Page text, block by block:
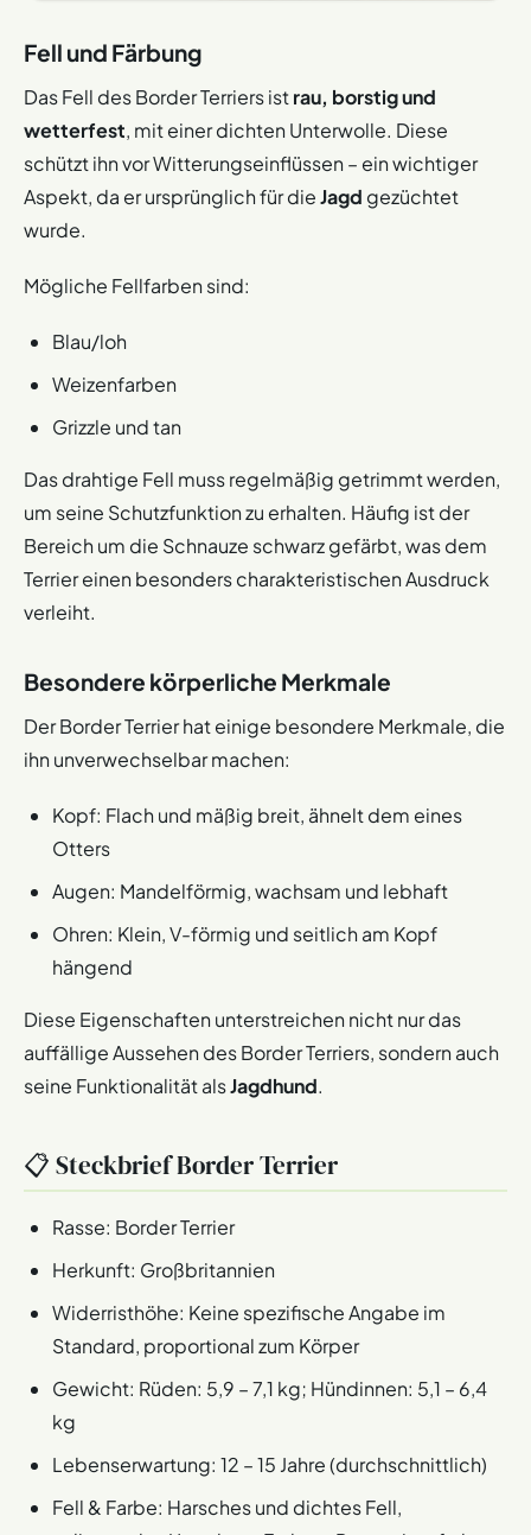
Fell und Färbung
Das Fell des Border Terriers istrau, borstig und
wetterfest, mit einer dichten Unterwolle. Diese
schützt ihn vor Witterungseinflüssen – ein wichtiger
Aspekt, da er ursprünglich für dieJagd gezüchtet
wurde.
Mögliche Fellfarben sind:
Blau/loh
Weizenfarben
Grizzle und tan
Das drahtige Fell muss regelmäßig getrimmt werden,
um seine Schutzfunktion zu erhalten. Häufig ist der
Bereich um die Schnauze schwarz gefärbt, was dem
Terrier einen besonders charakteristischen Ausdruck
verleiht.
Besondere körperliche Merkmale
Der Border Terrier hat einige besondere Merkmale, die
ihn unverwechselbar machen:
Kopf: Flach und mäßig breit, ähnelt dem eines
Otters
Augen: Mandelförmig, wachsam und lebhaft
Ohren: Klein, V-förmig und seitlich am Kopf
hängend
Diese Eigenschaften unterstreichen nicht nur das
auffällige Aussehen des Border Terriers, sondern auch
seine Funktionalität alsJagdhund.
📋 Steckbrief Border Terrier
Rasse: Border Terrier
Herkunft: Großbritannien
Widerristhöhe: Keine spezifische Angabe im
Standard, proportional zum Körper
Gewicht: Rüden: 5,9 – 7,1 kg; Hündinnen: 5,1 – 6,4
kg
Lebenserwartung: 12 – 15 Jahre (durchschnittlich)
Fell & Farbe: Harsches und dichtes Fell,